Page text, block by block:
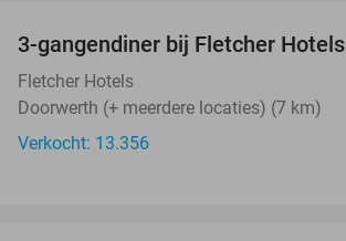
3-gangendiner bij Fletcher Hotels
Fletcher Hotels
Doorwerth (+ meerdere locaties) (7 km)
Verkocht: 13.356